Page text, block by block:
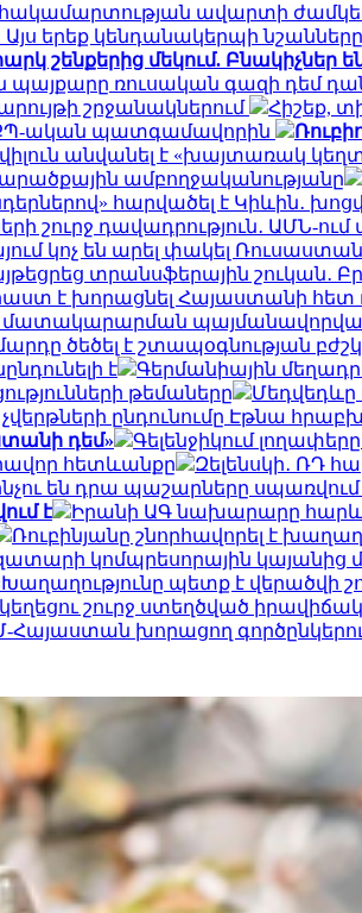
հակամարտության ավարտի
Այս երեք կենդանակերպի
շենքերից մեկում. Բնակիչներ
պայքարը ռուսական գազի դեմ
շրջանակներում
Հիշեք,
ՔՊ-ական պատգամավորին
անվանել է «խայտառակ
ամբողջականությանը
հարվածել է Կիևին․
շուրջ դավադրություն․ ԱՄՆ-ում
կոչ են արել փակել
տրանսֆերային շուկան․
է խորացնել Հայաստանի
մատակարարման
ծեծել է շտապօգնության
է
Գերմանիային
թեմաները
Մեդվեդևը
ընդունումը Էթնա
դեմ»
Գելենջիկում
հետևանքը
Զելենսկի․ ՌԴ
են դրա պաշարները
է
Իրանի ԱԳ նախարարը
Ռուբինյանը շնորհավորել է
կոմպրեսորային կայանից
պետք է վերածվի
շուրջ ստեղծված
Հայաստան խորացող